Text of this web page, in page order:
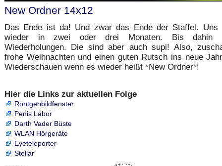
New Ordner 14x12
Das Ende ist da! Und zwar das Ende der Staffel. Uns
wieder in zwei oder drei Monaten. Bis dahin
Wiederholungen. Die sind aber auch supi! Also,
frohe Weihnachten und einen guten Rutsch ins neue
Wiederschauen wenn es wieder heißt *New Ordner*!
Hier die Links zur aktuellen Folge
Röntgenbildfenster
Penis Labor
Darth Vader Büste
WLAN Hörgeräte
Eyeteleporter
Stellar